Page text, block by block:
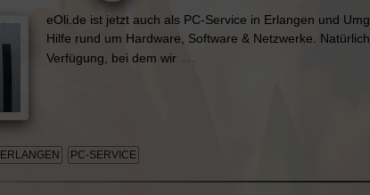
eOli.de ist jetzt auch als PC-Service in Erlangen und
Hilfe rund um Hardware, Software & Netzwerke.
Verfügung, bei dem wir
…
ERLANGEN PC-SERVICE